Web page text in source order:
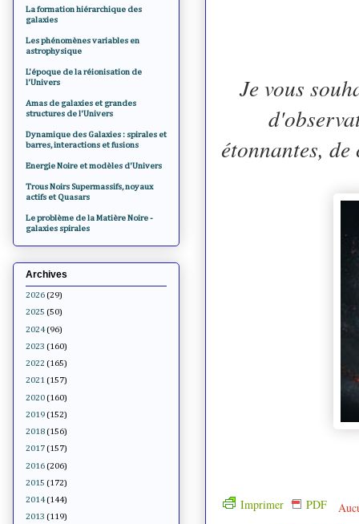
Je vous
étonnantes, de
Imprimer PDF
La formation hiérarchique des
galaxies
Les phénomènes variables en
astrophysique
L'époque de la réionisation de
l'Univers
Amas de galaxies et grandes
structures de l'Univers
Dynamique des Galaxies : spirales et
barres, interactions et fusions
Energie Noire et modèles d'Univers
Trous Noirs Supermassifs, noyaux
actifs et Quasars
Le problème de la Matière Noire -
galaxies spirales
Archives
2026 (29)
2025 (50)
2024 (96)
2023 (160)
2022 (165)
2021 (157)
2020 (160)
2019 (152)
2018 (156)
2017 (157)
2016 (206)
2015 (172)
2014 (144)
2013 (119)